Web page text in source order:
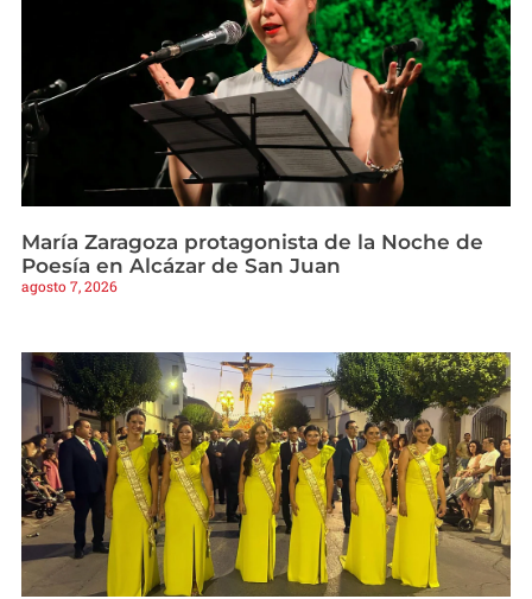
María Zaragoza protagonista de la Noche de
Poesía en Alcázar de San Juan
agosto 7, 2026